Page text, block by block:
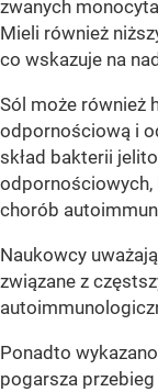
zwanych
Mieli również
co wskazuje na
Sól może również
odpornościową i
skład bakterii
odpornościowych,
chorób
Naukowcy
związane z
Ponadto
pogarsza